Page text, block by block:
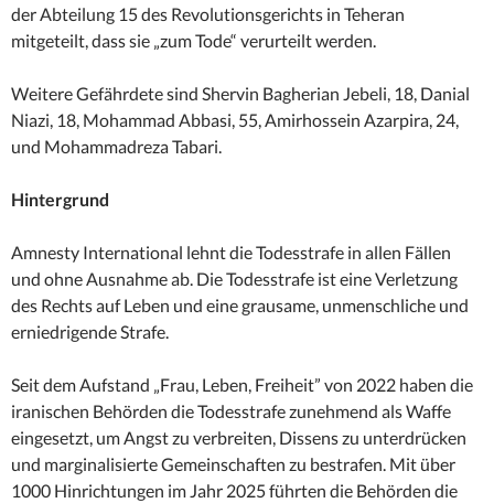
der Abteilung 15 des Revolutionsgerichts in Teheran
mitgeteilt, dass sie „zum Tode“ verurteilt werden.
Weitere Gefährdete sind Shervin Bagherian Jebeli, 18, Danial
Niazi, 18, Mohammad Abbasi, 55, Amirhossein Azarpira, 24,
und Mohammadreza Tabari.
Hintergrund
Amnesty International lehnt die Todesstrafe in allen Fällen
und ohne Ausnahme ab. Die Todesstrafe ist eine Verletzung
des Rechts auf Leben und eine grausame, unmenschliche und
erniedrigende Strafe.
Seit dem Aufstand „Frau, Leben, Freiheit” von 2022 haben die
iranischen Behörden die Todesstrafe zunehmend als Waffe
eingesetzt, um Angst zu verbreiten, Dissens zu unterdrücken
und marginalisierte Gemeinschaften zu bestrafen. Mit über
1000 Hinrichtungen im Jahr 2025 führten die Behörden die